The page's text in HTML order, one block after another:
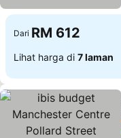
Dari RM 612
Lihat harga di 7 laman